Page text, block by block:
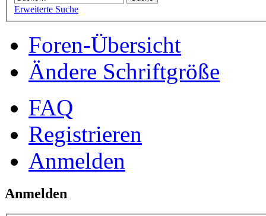
Erweiterte Suche
Foren-Übersicht
Ändere Schriftgröße
FAQ
Registrieren
Anmelden
Anmelden